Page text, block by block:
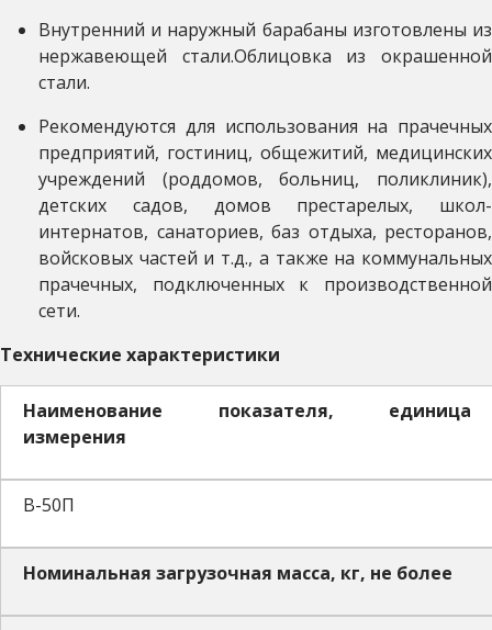
Внутренний и наружный барабаны изготовлены из
нержавеющей стали.Облицовка из окрашенной
стали.
Рекомендуются для использования на прачечных
предприятий, гостиниц, общежитий, медицинских
учреждений (роддомов, больниц, поликлиник),
детских садов, домов престарелых, школ-
интернатов, санаториев, баз отдыха, ресторанов,
войсковых частей и т.д., а также на коммунальных
прачечных, подключенных к производственной
сети.
Технические характеристики
Наименование показателя, единица
измерения
В-50П
Номинальная загрузочная масса, кг, не более